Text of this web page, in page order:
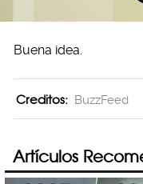
Buena idea.
Creditos: BuzzFeed
Artículos